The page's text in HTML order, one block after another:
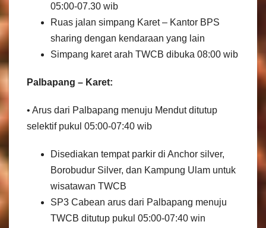
05:00-07.30 wib
Ruas jalan simpang Karet – Kantor BPS
sharing dengan kendaraan yang lain
Simpang karet arah TWCB dibuka 08:00 wib
Palbapang – Karet:
• Arus dari Palbapang menuju Mendut ditutup
selektif pukul 05:00-07:40 wib
Disediakan tempat parkir di Anchor silver,
Borobudur Silver, dan Kampung Ulam untuk
wisatawan TWCB
SP3 Cabean arus dari Palbapang menuju
TWCB ditutup pukul 05:00-07:40 win